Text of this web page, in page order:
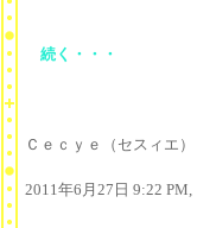
続く・・・
Ｃｅｃｙｅ（セスィエ）
2011年6月27日 9:22 PM,